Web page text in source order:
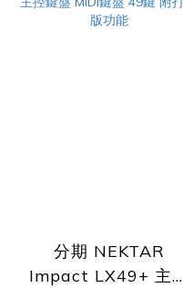
分期 NEKTAR
Impact LX49+ 主控